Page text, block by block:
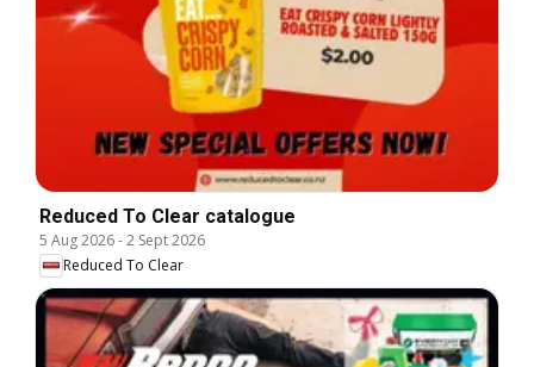
Reduced To Clear catalogue
5 Aug 2026-2 Sept 2026
Reduced To Clear